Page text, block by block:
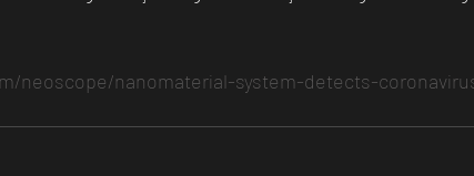
neoscope/nanomaterial-system-detects-